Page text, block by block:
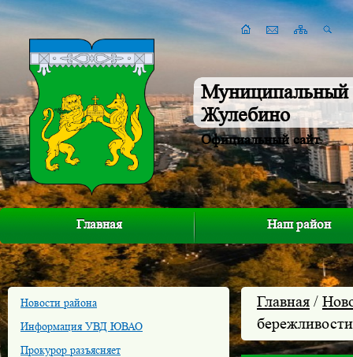
Муниципальный
Жулебино
Официальный сайт
Главная Наш район
Новости района
Информация УВД ЮВАО
Прокурор разъясняет
Главная /